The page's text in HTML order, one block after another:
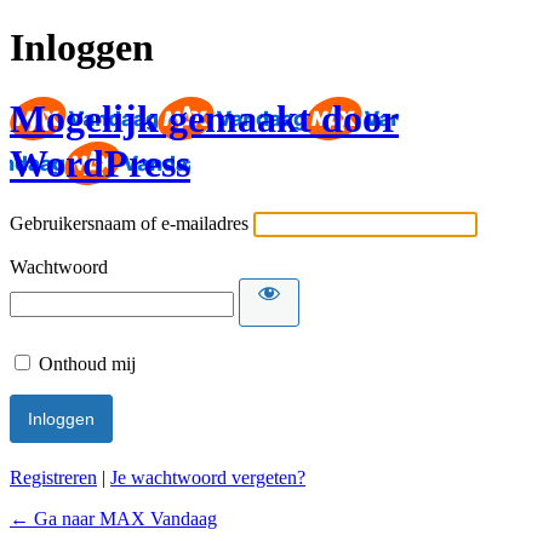
Inloggen
Mogelijk gemaakt door
WordPress
Gebruikersnaam of e-mailadres
Wachtwoord
Onthoud mij
Registreren | Je wachtwoord vergeten?
← Ga naar MAX Vandaag